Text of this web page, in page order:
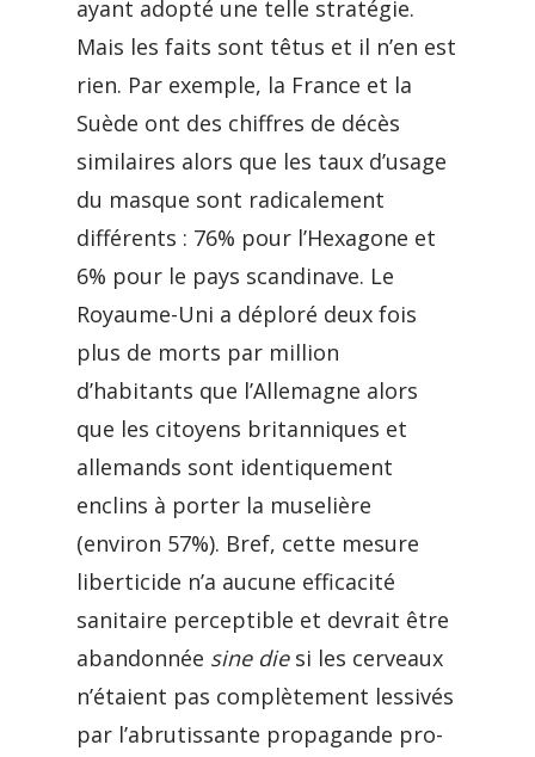
ayant adopté une telle stratégie.
Mais les faits sont têtus et il n’en est
rien. Par exemple, la France et la
Suède ont des chiffres de décès
similaires alors que les taux d’usage
du masque sont radicalement
différents : 76% pour l’Hexagone et
6% pour le pays scandinave. Le
Royaume-Uni a déploré deux fois
plus de morts par million
d’habitants que l’Allemagne alors
que les citoyens britanniques et
allemands sont identiquement
enclins à porter la muselière
(environ 57%). Bref, cette mesure
liberticide n’a aucune efficacité
sanitaire perceptible et devrait être
abandonnée sine diesi les cerveaux
n’étaient pas complètement lessivés
par l’abrutissante propagande pro-